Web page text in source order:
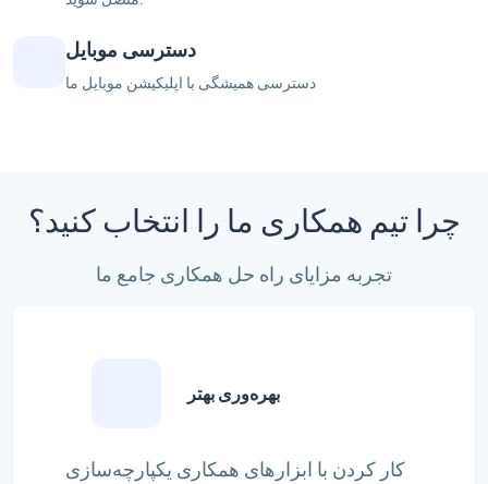
دسترسی موبایل
دسترسی همیشگی با اپلیکیشن موبایل ما
چرا تیم همکاری ما را انتخاب کنید؟
تجربه مزایای راه حل همکاری جامع ما
بهره‌وری بهتر
کار کردن با ابزارهای همکاری یکپارچه‌سازی